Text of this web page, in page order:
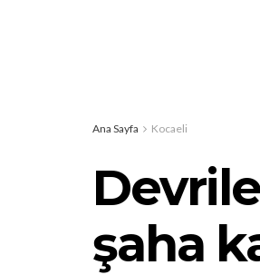
Ana Sayfa Kocaeli
şaha